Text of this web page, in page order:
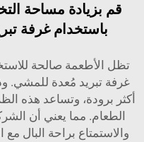
مساحة التخزين
غرفة تبريد
صالحة للاستخدام
مُعدة للمشي. وذلك لأن
وتساعد هذه الظروف
مما يعني أن الشركات
براحة البال مع العلم أن